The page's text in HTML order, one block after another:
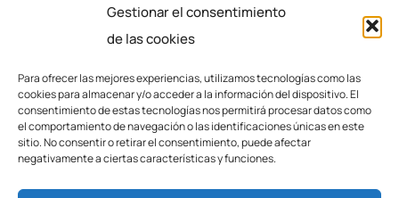
Gestionar el consentimiento
de las cookies
Para ofrecer las mejores experiencias, utilizamos tecnologías como las
cookies para almacenar y/o acceder a la información del dispositivo. El
consentimiento de estas tecnologías nos permitirá procesar datos como
el comportamiento de navegación o las identificaciones únicas en este
sitio. No consentir o retirar el consentimiento, puede afectar
negativamente a ciertas características y funciones.
+34 987 57 23 23
secretaria.efplarobla@fpaspasia.com
Politica de privacidad